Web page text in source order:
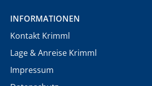
INFORMATIONEN
Kontakt Krimml
Lage & Anreise Krimml
Impressum